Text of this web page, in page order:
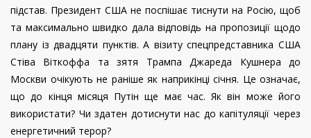
підстав. Президент США не поспішає тиснути на Росію, щоб
та максимально швидко дала відповідь на пропозиції щодо
плану із двадцяти пунктів. А візиту спецпредставника США
Стіва Віткоффа та зятя Трампа Джареда Кушнера до
Москви очікують не раніше як наприкінці січня. Це означає,
що до кінця місяця Путін ще має час. Як він може його
використати? Чи здатен дотиснути нас до капітуляції через
енергетичний терор?